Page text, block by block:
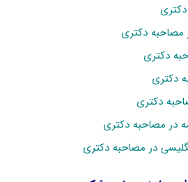
مصاحبه دکتری
دکتری
دکتری
دکتری
در مصاحبه دکتری
در مصاحبه دکتری